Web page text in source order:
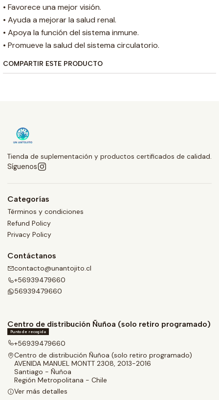
• Favorece una mejor visión.
• Ayuda a mejorar la salud renal.
• Apoya la función del sistema inmune.
• Promueve la salud del sistema circulatorio.
COMPARTIR ESTE PRODUCTO
Tienda de suplementación y productos certificados de calidad.
Síguenos
Categorías
Términos y condiciones
Refund Policy
Privacy Policy
Contáctanos
contacto@unantojito.cl
+56939479660
56939479660
Centro de distribución Ñuñoa (solo retiro programado)
Punto de recogida
+56939479660
Centro de distribución Ñuñoa (solo retiro programado)
AVENIDA MANUEL MONTT 2308, 2013-2016
Santiago - Ñuñoa
Región Metropolitana - Chile
Ver más detalles